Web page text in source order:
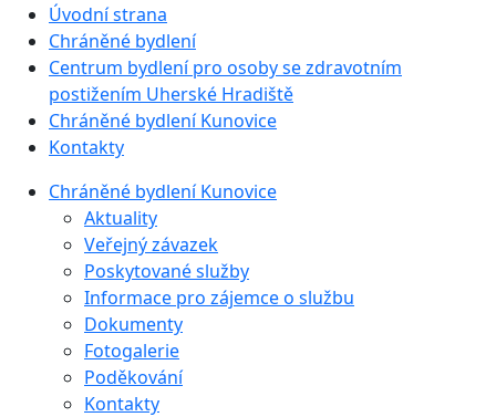
Úvodní strana
Chráněné bydlení
Centrum bydlení pro osoby se zdravotním
postižením Uherské Hradiště
Chráněné bydlení Kunovice
Kontakty
Chráněné bydlení Kunovice
Aktuality
Veřejný závazek
Poskytované služby
Informace pro zájemce o službu
Dokumenty
Fotogalerie
Poděkování
Kontakty